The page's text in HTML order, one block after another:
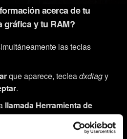
acerca de tu
gráfica y tu RAM?
las teclas
que aparece, tecleadxdiagy
.
llamada Herramienta de
. En ella encontrarás varias